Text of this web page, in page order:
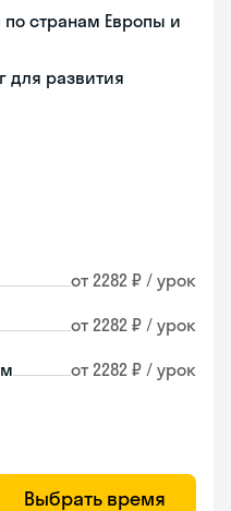
по странам Европы и
для развития
от 2282 ₽ / урок
от 2282 ₽ / урок
от 2282 ₽ / урок
Выбрать время